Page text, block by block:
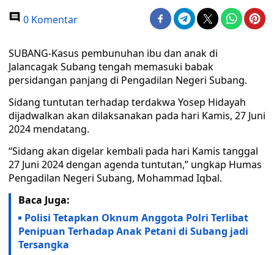
0 Komentar
SUBANG-Kasus pembunuhan ibu dan anak di
Jalancagak Subang tengah memasuki babak
persidangan panjang di Pengadilan Negeri Subang.
Sidang tuntutan terhadap terdakwa Yosep Hidayah
dijadwalkan akan dilaksanakan pada hari Kamis, 27 Juni
2024 mendatang.
“Sidang akan digelar kembali pada hari Kamis tanggal
27 Juni 2024 dengan agenda tuntutan,” ungkap Humas
Pengadilan Negeri Subang, Mohammad Iqbal.
Baca Juga:
Polisi Tetapkan Oknum Anggota Polri Terlibat
Penipuan Terhadap Anak Petani di Subang jadi
Tersangka